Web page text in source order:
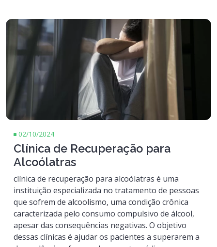
02/10/2024
Clínica de Recuperação para
Alcoólatras
clínica de recuperação para alcoólatras é uma
instituição especializada no tratamento de pessoas
que sofrem de alcoolismo, uma condição crônica
caracterizada pelo consumo compulsivo de álcool,
apesar das consequências negativas. O objetivo
dessas clínicas é ajudar os pacientes a superarem a